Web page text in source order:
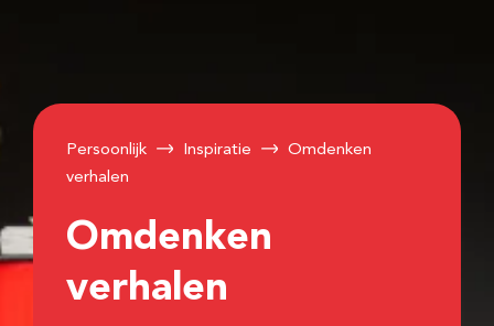
Persoonlijk Inspiratie
Omdenken
verhalen
Omdenken
verhalen